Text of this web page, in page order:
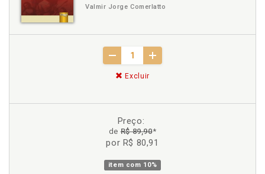
Valmir Jorge Comerlatto
Excluir
Preço:
deR$ 89,90*
por R$ 80,91
item com 10%